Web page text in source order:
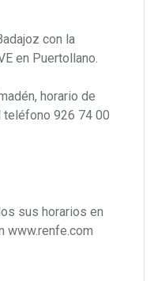
con la
en Puertollano.
horario de
teléfono 926 74 00
sus horarios en
www.renfe.com